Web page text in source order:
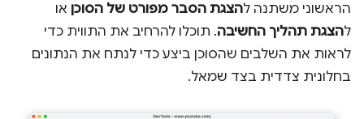
הראשוני משתנה להצגת הסבר מפורט של הסוכן או
להצגת תהליך החשיבה. תוכלו להרחיב את התווית כדי
לראות את השלבים שהסוכן ביצע כדי לנתח את הנתונים
בחלונית צדדית בצד שמאל.